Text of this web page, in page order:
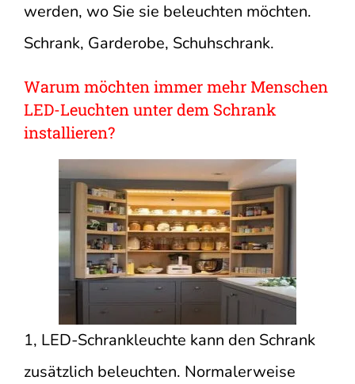
werden, wo Sie sie beleuchten möchten.
Schrank, Garderobe, Schuhschrank.
Warum möchten immer mehr Menschen
LED-Leuchten unter dem Schrank
installieren?
1, LED-Schrankleuchte kann den Schrank
zusätzlich beleuchten. Normalerweise